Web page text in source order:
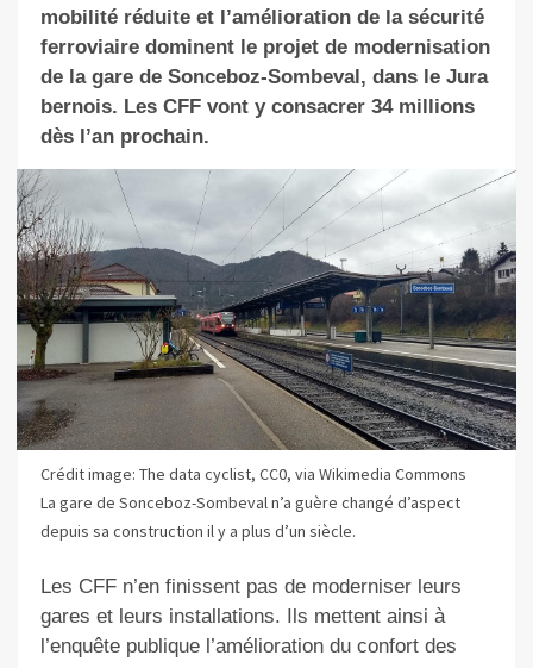
mobilité réduite et l’amélioration de la sécurité
ferroviaire dominent le projet de modernisation
de la gare de Sonceboz-Sombeval, dans le Jura
bernois. Les CFF vont y consacrer 34 millions
dès l’an prochain.
Crédit image: The data cyclist, CC0, via Wikimedia Commons
La gare de Sonceboz-Sombeval n’a guère changé d’aspect
depuis sa construction il y a plus d’un siècle.
Les CFF n’en finissent pas de moderniser leurs
gares et leurs installations. Ils mettent ainsi à
l’enquête publique l’amélioration du confort des